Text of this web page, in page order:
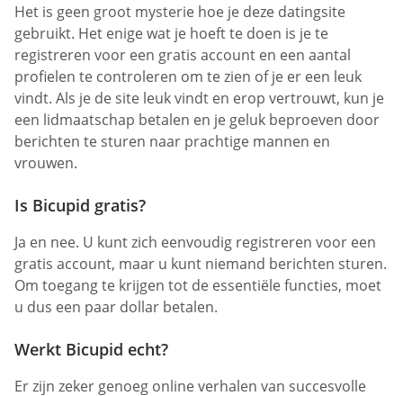
Het is geen groot mysterie hoe je deze datingsite
gebruikt. Het enige wat je hoeft te doen is je te
registreren voor een gratis account en een aantal
profielen te controleren om te zien of je er een leuk
vindt. Als je de site leuk vindt en erop vertrouwt, kun je
een lidmaatschap betalen en je geluk beproeven door
berichten te sturen naar prachtige mannen en
vrouwen.
Is Bicupid gratis?
Ja en nee. U kunt zich eenvoudig registreren voor een
gratis account, maar u kunt niemand berichten sturen.
Om toegang te krijgen tot de essentiële functies, moet
u dus een paar dollar betalen.
Werkt Bicupid echt?
Er zijn zeker genoeg online verhalen van succesvolle